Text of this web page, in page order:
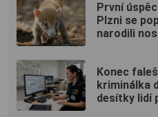
První
Plzni se
narodili
Konec
kriminálka
desítky lidí